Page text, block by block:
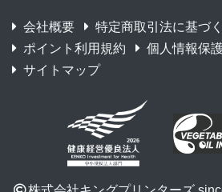
会社概要 特定商取引法に基づ
ポイント利用規約
個人情報保
サイトマップ